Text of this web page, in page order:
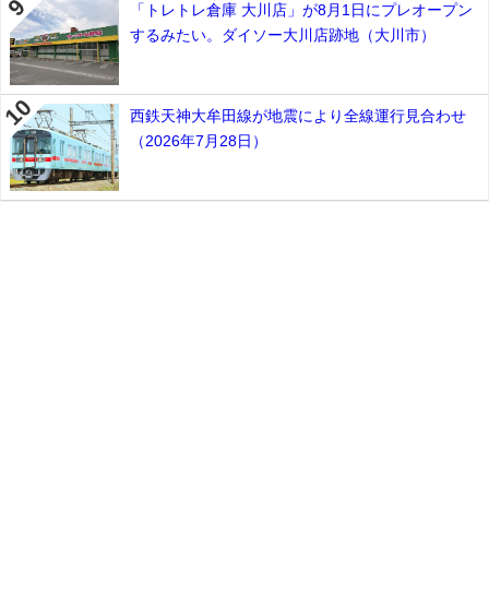
「トレトレ倉庫 大川店」が8月1日にプレオープン
するみたい。ダイソー大川店跡地（大川市）
西鉄天神大牟田線が地震により全線運行見合わせ
（2026年7月28日）